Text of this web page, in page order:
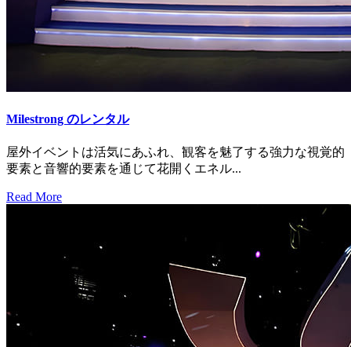
Milestrong のレンタル
屋外イベントは活気にあふれ、観客を魅了する強力な視覚的
要素と音響的要素を通じて花開くエネル...
Read More